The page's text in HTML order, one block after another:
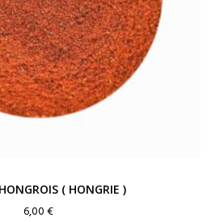
( HONGRIE )
6,00€